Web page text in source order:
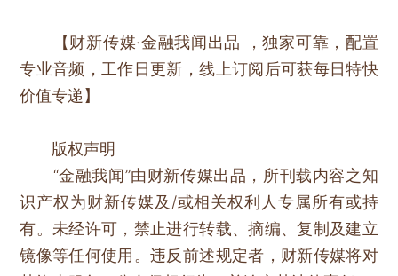
【财新传媒·金融我闻出品 ，独家可靠，配置
专业音频，工作日更新，线上订阅后可获每日特快
价值专递】
版权声明
“金融我闻”由财新传媒出品，所刊载内容之知
识产权为财新传媒及/或相关权利人专属所有或持
有。未经许可，禁止进行转载、摘编、复制及建立
镜像等任何使用。违反前述规定者，财新传媒将对